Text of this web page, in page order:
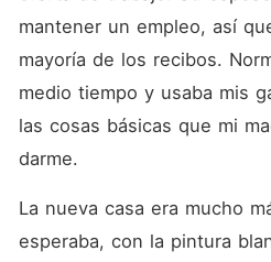
mantener un empleo, así
mayoría de los recibos.
medio tiempo y usaba mis
las cosas básicas que mi
darme.
La nueva casa era mucho
esperaba, con la pintura